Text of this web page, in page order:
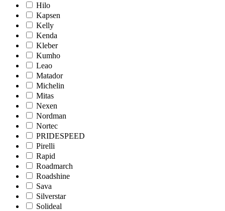
Hilo
Kapsen
Kelly
Kenda
Kleber
Kumho
Leao
Matador
Michelin
Mitas
Nexen
Nordman
Nortec
PRIDESPEED
Pirelli
Rapid
Roadmarch
Roadshine
Sava
Silverstar
Solideal